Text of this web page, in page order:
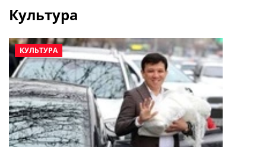
Культура
КУЛЬТУРА